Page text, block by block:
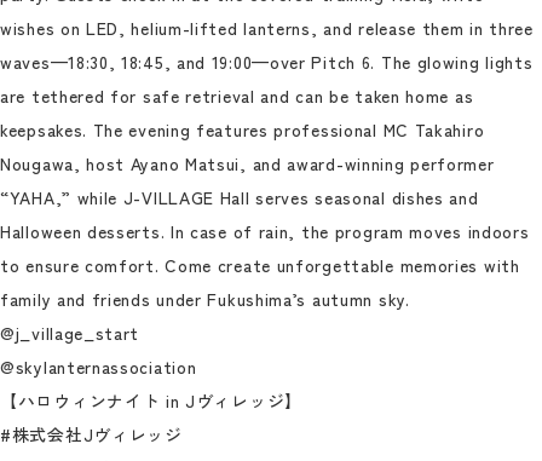
wishes on LED, helium-lifted lanterns, and release them in three
waves—18:30, 18:45, and 19:00—over Pitch 6. The glowing lights
are tethered for safe retrieval and can be taken home as
keepsakes. The evening features professional MC Takahiro
Nougawa, host Ayano Matsui, and award-winning performer
“YAHA,” while J-VILLAGE Hall serves seasonal dishes and
Halloween desserts. In case of rain, the program moves indoors
to ensure comfort. Come create unforgettable memories with
family and friends under Fukushima’s autumn sky.
@j_village_start
@skylanternassociation
【ハロウィンナイト in Jヴィレッジ】
#株式会社Jヴィレッジ